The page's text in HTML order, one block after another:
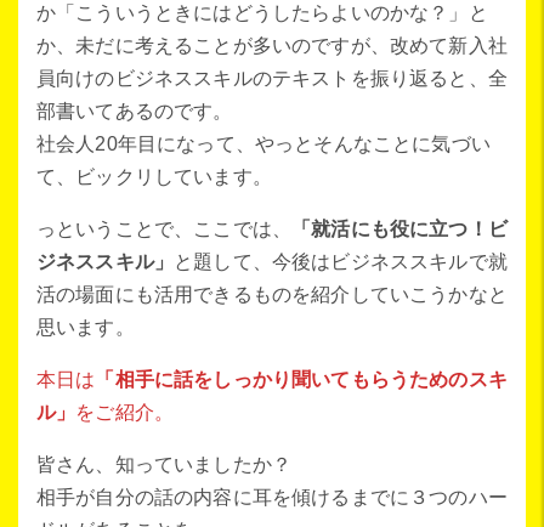
か「こういうときにはどうしたらよいのかな？」と
か、未だに考えることが多いのですが、改めて新入社
員向けのビジネススキルのテキストを振り返ると、全
部書いてあるのです。
社会人20年目になって、やっとそんなことに気づい
て、ビックリしています。
っということで、ここでは、
「就活にも役に立つ！ビ
ジネススキル」
と題して、今後はビジネススキルで就
活の場面にも活用できるものを紹介していこうかなと
思います。
本日は 「相手に話をしっかり聞いてもらうためのスキ
ル」 をご紹介。
皆さん、知っていましたか？
相手が自分の話の内容に耳を傾けるまでに３つのハー